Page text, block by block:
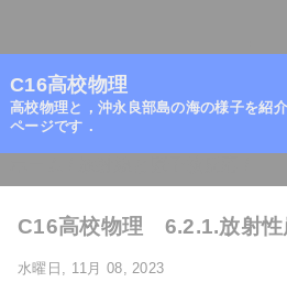
C16高校物理
高校物理と，沖永良部島の海の様子を紹
ページです．
C16高校物理 6.2.1.放射性
水曜日, 11月 08, 2023